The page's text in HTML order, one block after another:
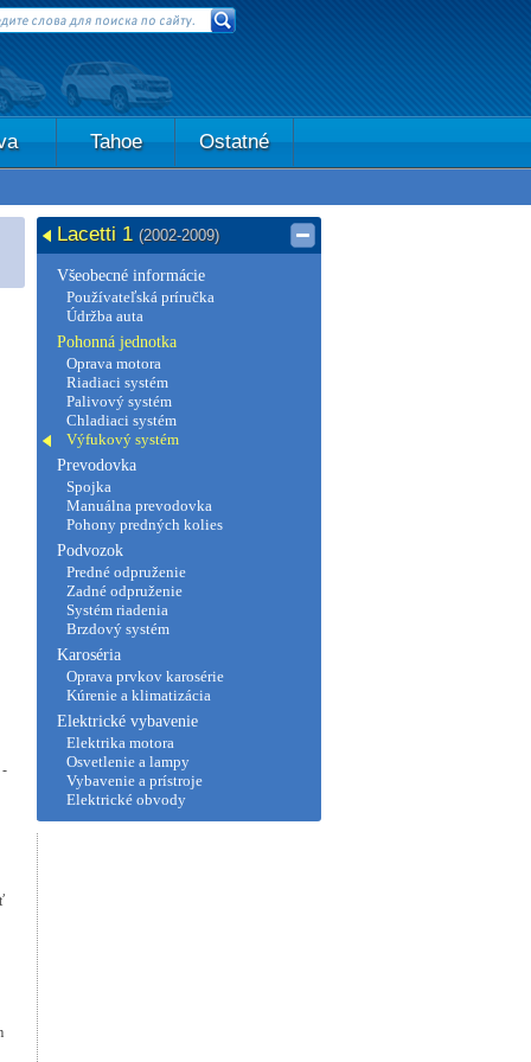
Tahoe Ostatné
-
Lacetti 1 (2002-2009)
Všeobecné informácie
Používateľská príručka
Údržba auta
Pohonná jednotka
Oprava motora
Riadiaci systém
Palivový systém
Chladiaci systém
Výfukový systém
Prevodovka
Spojka
Manuálna prevodovka
Pohony predných kolies
Podvozok
Predné odpruženie
Zadné odpruženie
Systém riadenia
Brzdový systém
Karoséria
Oprava prvkov karosérie
Kúrenie a klimatizácia
Elektrické vybavenie
Elektrika motora
Osvetlenie a lampy
Vybavenie a prístroje
Elektrické obvody